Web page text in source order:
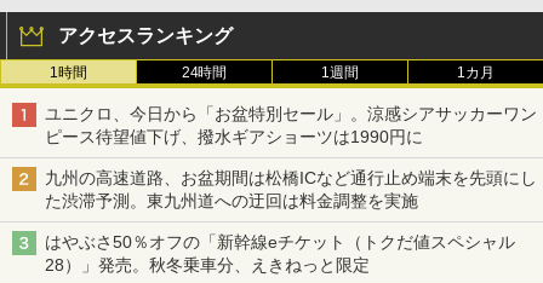
アクセスランキング
1時間 24時間 1週間 1カ月
ユニクロ、今日から「お盆特別セール」。涼感シアサッカーワン
ピース待望値下げ、撥水ギアショーツは1990円に
九州の高速道路、お盆期間は松橋ICなど通行止め端末を先頭にし
た渋滞予測。東九州道への迂回は料金調整を実施
はやぶさ50％オフの「新幹線eチケット（トクだ値スペシャル
28）」発売。秋冬乗車分、えきねっと限定